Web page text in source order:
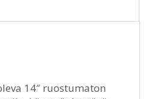
14″ ruostumaton